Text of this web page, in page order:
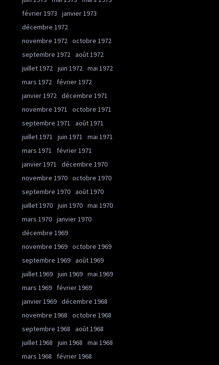
février 1973
janvier 1973
décembre 1972
novembre 1972 octobre 1972
septembre 1972 août 1972
juillet 1972 juin 1972 mai 1972
mars 1972
février 1972
janvier 1972 décembre 1971
novembre 1971
octobre 1971
septembre 1971
août 1971
juillet 1971
juin 1971
mai 1971
mars 1971
février 1971
janvier 1971
décembre 1970
novembre 1970 octobre 1970
septembre 1970 août 1970
juillet 1970 juin 1970 mai 1970
mars 1970 janvier 1970
décembre 1969
novembre 1969 octobre 1969
septembre 1969 août 1969
juillet 1969 juin 1969 mai 1969
mars 1969
février 1969
janvier 1969 décembre 1968
novembre 1968
octobre 1968
septembre 1968
août 1968
juillet 1968
juin 1968
mai 1968
mars 1968
février 1968